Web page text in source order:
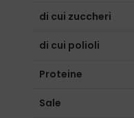
di cui zuccheri
di cui polioli
Proteine
Sale